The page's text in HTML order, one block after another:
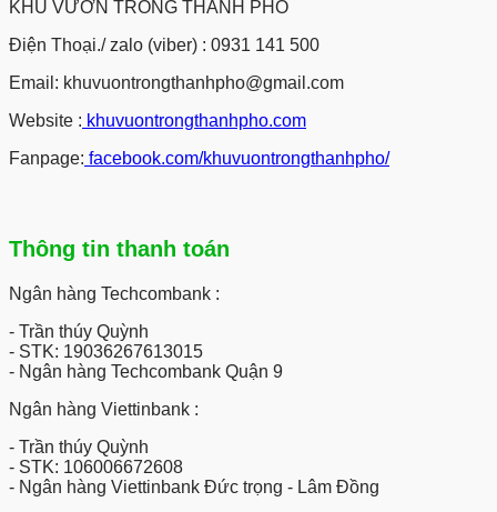
KHU VƯỜN TRONG THÀNH PHỐ
Điện Thoại./ zalo (viber) : 0931 141 500
Email: khuvuontrongthanhpho@gmail.com
Website : khuvuontrongthanhpho.com
Fanpage: facebook.com/khuvuontrongthanhpho/
Thông tin thanh toán
Ngân hàng Techcombank :
- Trần thúy Quỳnh
- STK: 19036267613015
- Ngân hàng Techcombank Quận 9
Ngân hàng Viettinbank :
- Trần thúy Quỳnh
- STK: 106006672608
- Ngân hàng Viettinbank Đức trọng - Lâm Đồng